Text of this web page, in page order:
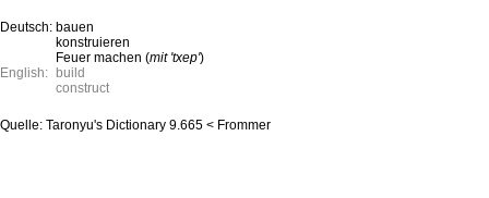
Deutsch: bauen
konstruieren
Feuer machen (mit 'txep')
English:
build
construct
Quelle: Taronyu's Dictionary 9.665 < Frommer